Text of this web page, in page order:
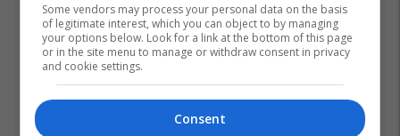
Greva Britania E Madhe
Some vendors may process your personal data on the basis
of legitimate interest, which you can object to by managing
your options below. Look for a link at the bottom of this page
or in the site menu to manage or withdraw consent in privacy
and cookie settings.
Consent